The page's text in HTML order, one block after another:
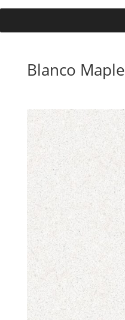
Blanco Maple